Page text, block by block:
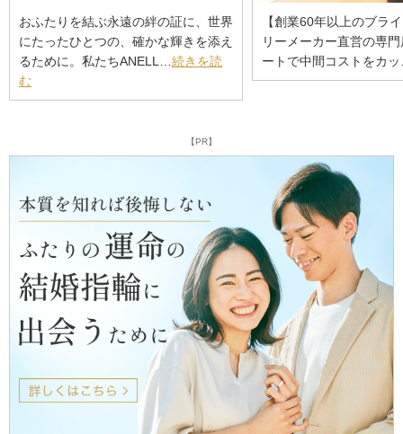
おふたりを結ぶ永遠の絆の証に、世界
にたったひとつの、確かな輝きを添え
るために。私たちANELL… 続きを読
む
【創業60年以上のブラ
リーメーカー直営の専
ートで中間コストをカ
【PR】